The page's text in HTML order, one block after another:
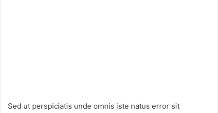
Sed ut perspiciatis unde omnis iste natus error sit